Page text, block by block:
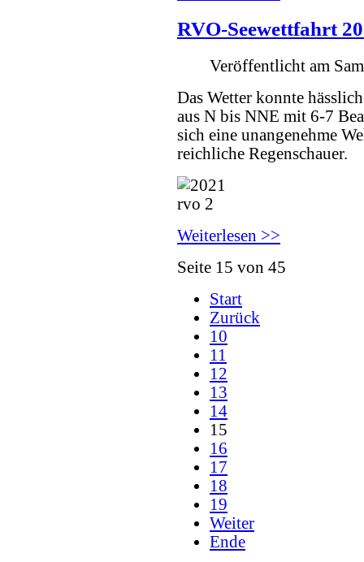
RVO-Seewettfahrt
Veröffentlicht am
Das Wetter konnte
aus N bis NNE mit 6-7
sich eine unangenehme
reichliche Regenschauer.
Weiterlesen >>
Seite 15 von 45
Start
Zurück
10
11
12
13
14
15
16
17
18
19
Weiter
Ende